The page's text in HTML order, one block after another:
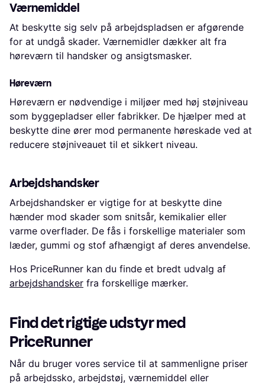
Værnemiddel
At beskytte sig selv på arbejdspladsen er afgørende
for at undgå skader. Værnemidler dækker alt fra
høreværn til handsker og ansigtsmasker.
Høreværn
Høreværn er nødvendige i miljøer med høj støjniveau
som byggepladser eller fabrikker. De hjælper med at
beskytte dine ører mod permanente høreskade ved at
reducere støjniveauet til et sikkert niveau.
Arbejdshandsker
Arbejdshandsker er vigtige for at beskytte dine
hænder mod skader som snitsår, kemikalier eller
varme overflader. De fås i forskellige materialer som
læder, gummi og stof afhængigt af deres anvendelse.
Hos PriceRunner kan du finde et bredt udvalg af
arbejdshandsker fra forskellige mærker.
Find det rigtige udstyr med
PriceRunner
Når du bruger vores service til at sammenligne priser
på arbejdssko, arbejdstøj, værnemiddel eller